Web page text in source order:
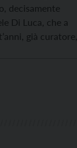
decisamente
Di Luca, che a
già curatore,